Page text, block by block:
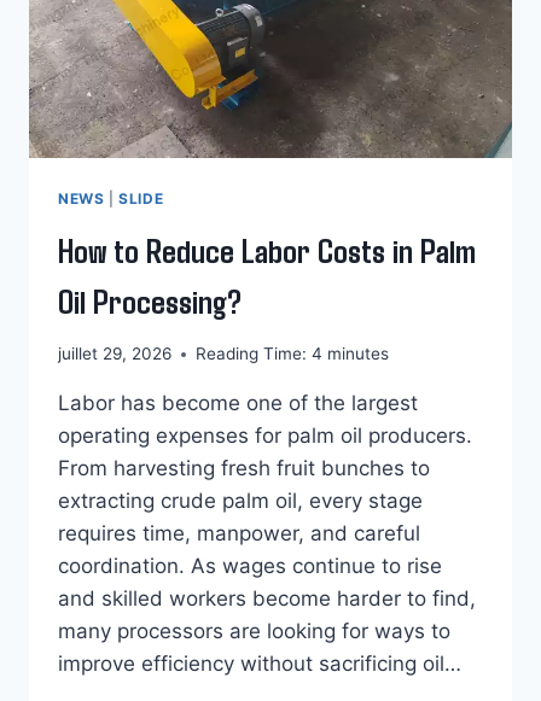
NEWS |SLIDE
How to Reduce Labor Costs in Palm
Oil Processing?
juillet 29, 2026 Reading Time: 4 minutes
Labor has become one of the largest
operating expenses for palm oil producers.
From harvesting fresh fruit bunches to
extracting crude palm oil, every stage
requires time, manpower, and careful
coordination. As wages continue to rise
and skilled workers become harder to find,
many processors are looking for ways to
improve efficiency without sacrificing oil…